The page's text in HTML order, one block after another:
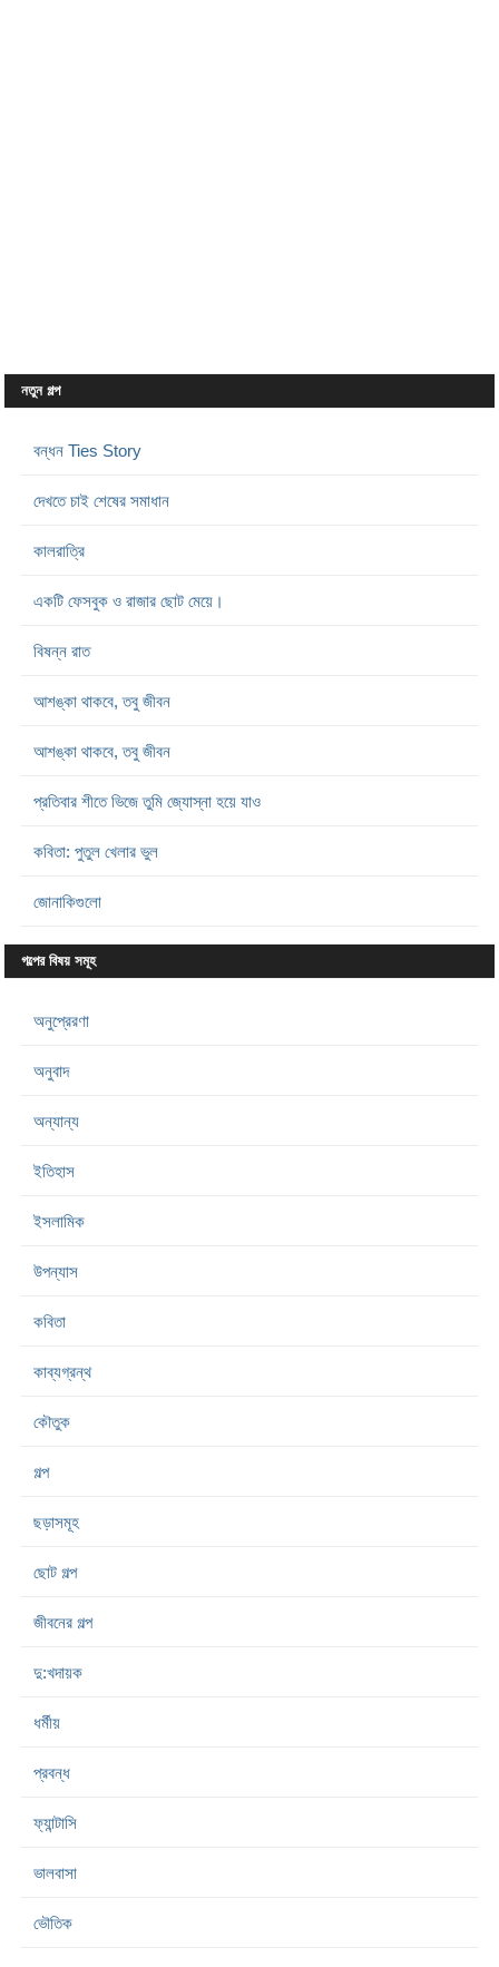
নতুন গল্প
বন্ধন Ties Story
দেখতে চাই শেষের সমাধান
কালরাত্রি
একটি ফেসবুক ও রাজার ছোট মেয়ে।
বিষন্ন রাত
আশঙ্কা থাকবে, তবু জীবন
আশঙ্কা থাকবে, তবু জীবন
প্রতিবার শীতে ভিজে তুমি জ্যোস্না হয়ে যাও
কবিতা: পুতুল খেলার ভুল
জোনাকিগুলো
গল্পের বিষয় সমূহ
অনুপ্রেরণা
অনুবাদ
অন্যান্য
ইতিহাস
ইসলামিক
উপন্যাস
কবিতা
কাব্যগ্রন্থ
কৌতুক
গল্প
ছড়াসমূহ
ছোট গল্প
জীবনের গল্প
দু:খদায়ক
ধর্মীয়
প্রবন্ধ
ফ্যান্টাসি
ভালবাসা
ভৌতিক